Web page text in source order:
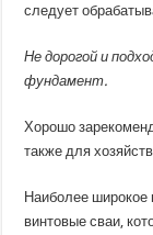
следует
Не дорогой и
фундамент.
Хорошо
также для
Наиболее широкое
винтовые сваи,